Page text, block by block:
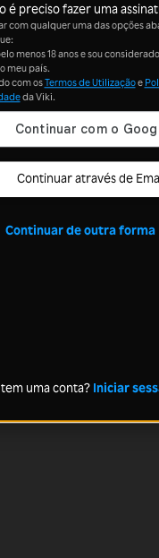
é preciso fazer uma
com qualquer uma das opções
menos 18 anos e sou
meu país.
com osTermos de Utilizaçãoe
da Viki.
Continuar através de
Continuar de outra forma
tem uma conta? Iniciar